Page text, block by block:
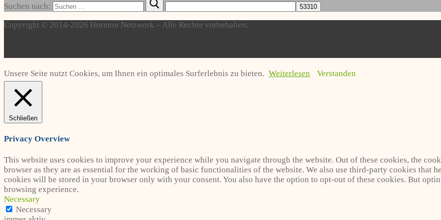
Suchen nach:
Copyright © 2014-2026 Hormon Netzwerk – Alle Rechte vorbehalten.
Unsere Seite nutzt Cookies, um Ihnen ein optimales Surferlebnis zu bieten. Weiterlesen Verstanden
Schließen
Privacy Overview
This website uses cookies to improve your experience while you navigate through the website. Out of these cookies, the
browser as they are as essential for the working of basic functionalities of the website. We also use third-party cookies that
cookies will be stored in your browser only with your consent. You also have the option to opt-out of these cookies. But
browsing experience.
Necessary
Necessary